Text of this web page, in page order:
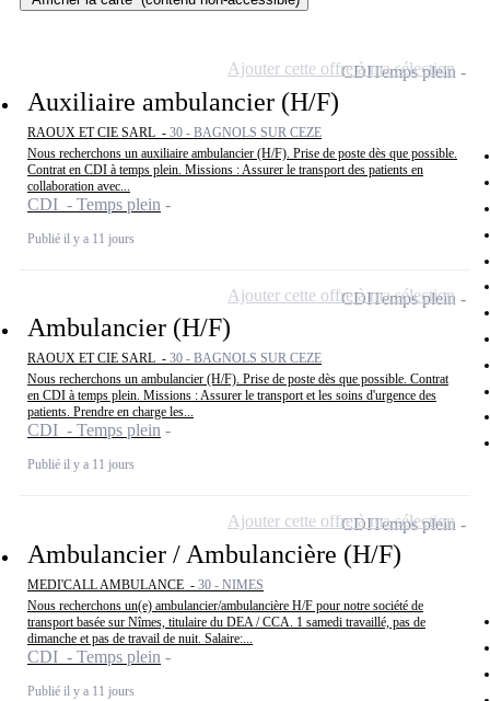
Auxiliaire ambulancier (H/F)
RAOUX ET CIE SARL - 30 - BAGNOLS SUR CEZE
Nous recherchons un auxiliaire ambulancier (H/F). Prise de poste dès que possible.
Contrat en CDI à temps plein. Missions : Assurer le transport des patients en
collaboration avec...
CDI - Temps plein
Publié il y a 11 jours
CDITemps plein
Ajouter cette offre à ma sélection
Ambulancier (H/F)
RAOUX ET CIE SARL - 30 - BAGNOLS SUR CEZE
Nous recherchons un ambulancier (H/F). Prise de poste dès que possible. Contrat
en CDI à temps plein. Missions : Assurer le transport et les soins d'urgence des
patients. Prendre en charge les...
CDI - Temps plein
Publié il y a 11 jours
CDITemps plein
Ajouter cette offre à ma sélection
Ambulancier / Ambulancière (H/F)
MEDI'CALL AMBULANCE - 30 - NIMES
Nous recherchons un(e) ambulancier/ambulancière H/F pour notre société de
transport basée sur Nîmes, titulaire du DEA / CCA. 1 samedi travaillé, pas de
dimanche et pas de travail de nuit. Salaire:...
CDI - Temps plein
Publié il y a 11 jours
CDITemps plein
Ajouter cette offre à ma sélection